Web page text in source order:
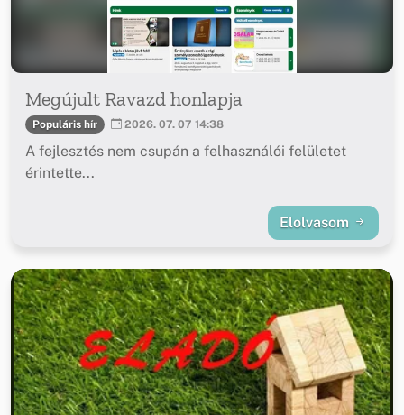
Megújult Ravazd honlapja
Populáris hír 2026. 07. 07 14:38
A fejlesztés nem csupán a felhasználói felületet
érintette...
Elolvasom